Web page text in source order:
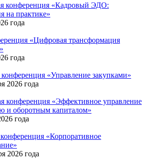
конференция «Кадровый ЭДО:
на практике»
года
«Цифровая трансформация
года
«Управление закупками»
2026 года
конференция «Эффективное управление
и оборотным капиталом»
года
«Корпоративное
2026 года